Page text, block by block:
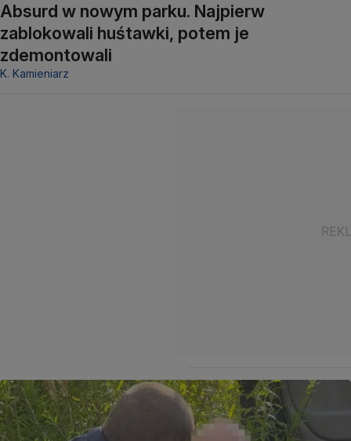
Absurd w nowym parku. Najpierw
zablokowali huśtawki, potem je
zdemontowali
K. Kamieniarz